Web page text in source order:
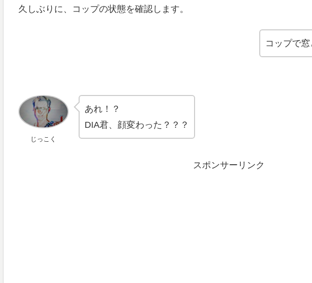
久しぶりに、コップの状態を確認します。
コップで窓
じっこく
あれ！？
DIA君、顔変わった？？？
スポンサーリンク